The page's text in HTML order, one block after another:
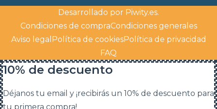
Desarrollado por Piwity.es.
Condiciones de compraCondiciones generales
Aviso legal Política de cookiesPolítica de privacidad
FAQ
10% de descuento
Déjanos tu email y ¡recibirás un 10% de descuento para
tu primera compra!